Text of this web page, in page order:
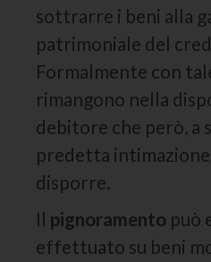
sottrarre i beni alla
patrimoniale del
Formalmente con
rimangono nella
debitore che però, a
predetta
disporre.
Il pignoramento può
effettuato su beni